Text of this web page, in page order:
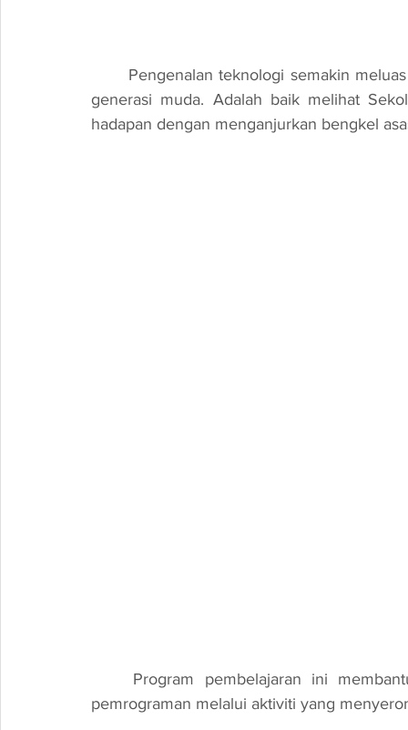
generasi muda. Adalah baik melihat
hadapan dengan menganjurkan bengkel
pemrograman melalui aktiviti yang